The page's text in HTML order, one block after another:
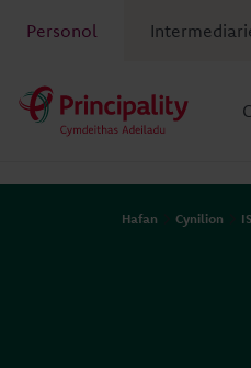
Personol
Hafan Cynilion